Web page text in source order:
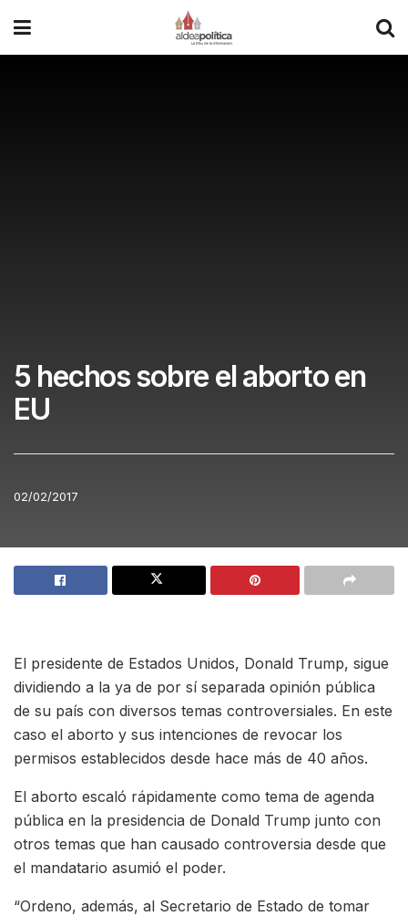
5 hechos sobre el aborto en
EU
02/02/2017
El presidente de Estados Unidos, Donald Trump, sigue
dividiendo a la ya de por sí separada opinión pública
de su país con diversos temas controversiales. En este
caso el aborto y sus intenciones de revocar los
permisos establecidos desde hace más de 40 años.
El aborto escaló rápidamente como tema de agenda
pública en la presidencia de Donald Trump junto con
otros temas que han causado controversia desde que
el mandatario asumió el poder.
“Ordeno, además, al Secretario de Estado de tomar